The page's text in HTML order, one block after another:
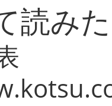
読み